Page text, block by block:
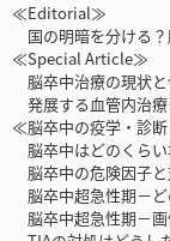
≪Editorial≫
国の明暗を分ける
≪Special Article≫
脳卒中治療の現状
発展する血管内治
≪脳卒中の疫学・診
脳卒中はどのくら
脳卒中の危険因子
脳卒中超急性期－
脳卒中超急性期－